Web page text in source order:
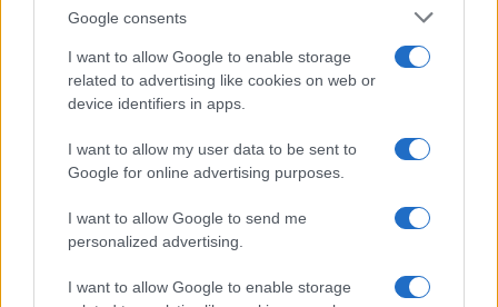
Google consents
I want to allow Google to enable storage
related to advertising like cookies on web or
device identifiers in apps.
I want to allow my user data to be sent to
Google for online advertising purposes.
I want to allow Google to send me
personalized advertising.
I want to allow Google to enable storage
mercato ha da offrire!
AUTORE
AiAdhubMedia